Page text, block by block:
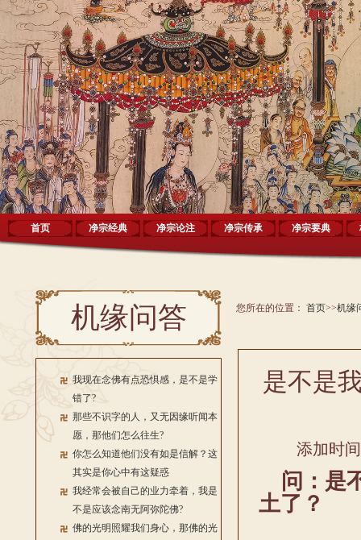
首页 净宗经典 净宗论注 净宗传承 净宗要典
机缘问答
我现在念佛有点恐惧感，是不是学
错了?
那些不识字的人，又无因缘听闻本
愿，那他们怎么往生?
你怎么知道他们没有如是信解？这
其实是你心中有这疑惑
我经常会被自己的业力牵着，我是
不是应该念南无阿弥陀佛?
佛的光明照耀我们身心，那佛的光
您所在的位置： 首页>>机缘
是不是
添加时
问：是
土了？